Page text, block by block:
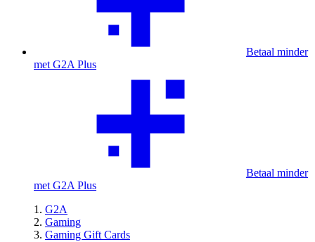
Betaal minder
met G2A Plus
Betaal minder
met G2A Plus
G2A
Gaming
Gaming Gift Cards